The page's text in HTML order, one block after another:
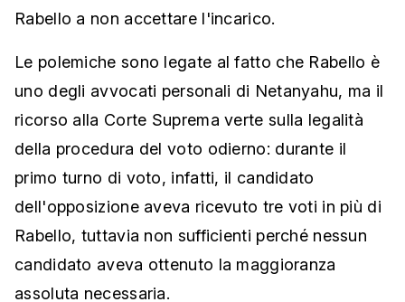
Rabello a non accettare l'incarico.
Le polemiche sono legate al fatto che Rabello è
uno degli avvocati personali di Netanyahu, ma il
ricorso alla Corte Suprema verte sulla legalità
della procedura del voto odierno: durante il
primo turno di voto, infatti, il candidato
dell'opposizione aveva ricevuto tre voti in più di
Rabello, tuttavia non sufficienti perché nessun
candidato aveva ottenuto la maggioranza
assoluta necessaria.